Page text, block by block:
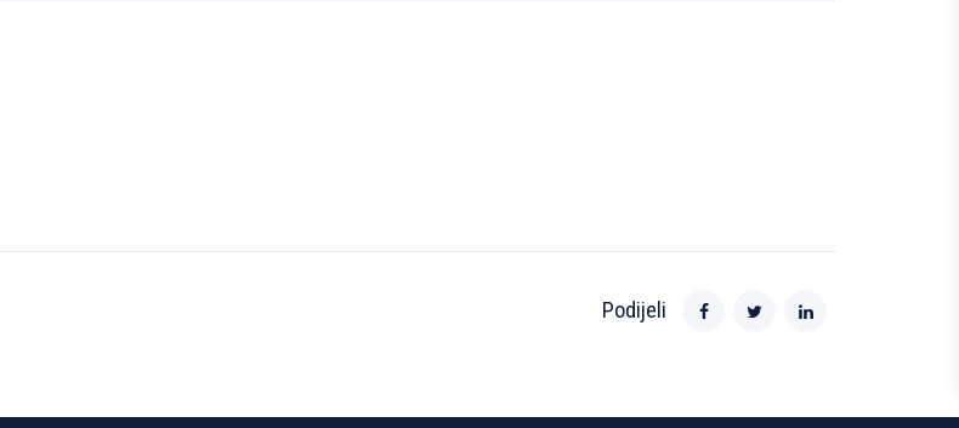
Podijeli